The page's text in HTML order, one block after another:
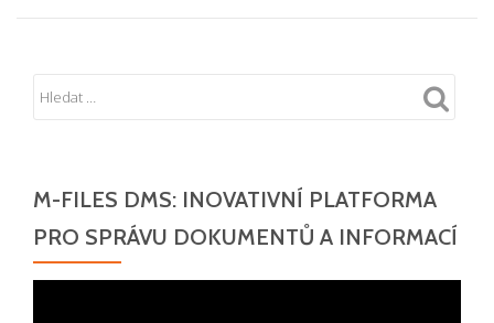
M-FILES DMS: INOVATIVNÍ PLATFORMA
PRO SPRÁVU DOKUMENTŮ A INFORMACÍ